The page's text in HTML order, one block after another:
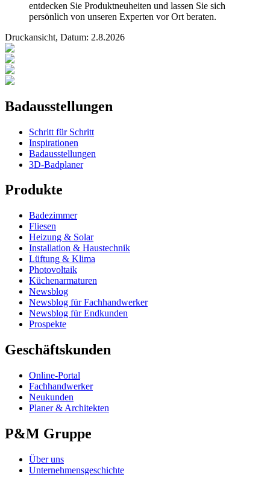
entdecken Sie Produktneuheiten und lassen Sie sich
persönlich von unseren Experten vor Ort beraten.
Druckansicht, Datum: 2.8.2026
Badausstellungen
Schritt für Schritt
Inspirationen
Badausstellungen
3D-Badplaner
Produkte
Badezimmer
Fliesen
Heizung & Solar
Installation & Haustechnik
Lüftung & Klima
Photovoltaik
Küchenarmaturen
Newsblog
Newsblog für Fachhandwerker
Newsblog für Endkunden
Prospekte
Geschäftskunden
Online-Portal
Fachhandwerker
Neukunden
Planer & Architekten
P&M Gruppe
Über uns
Unternehmensgeschichte